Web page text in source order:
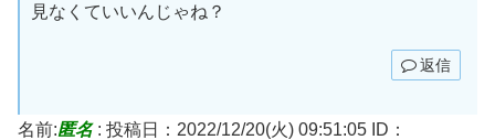
見なくていいんじゃね？
返信
名前:匿名: 投稿日：2022/12/20(火) 09:51:05 ID：